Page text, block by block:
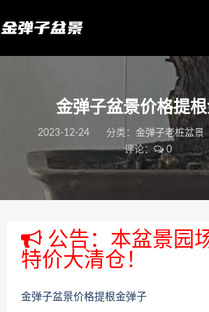
金弹子盆景价格提
2023-12-24 分类： 金弹子老桩盆景
评论：
0
公告：本盆景园
特价大清仓！
金弹子盆景价格提根金弹子